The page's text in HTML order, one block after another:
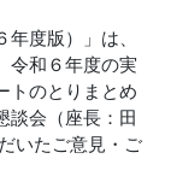
度版）」は、
令和６年度の実
トのとりまとめ
談会（座長：田
いたご意見・ご